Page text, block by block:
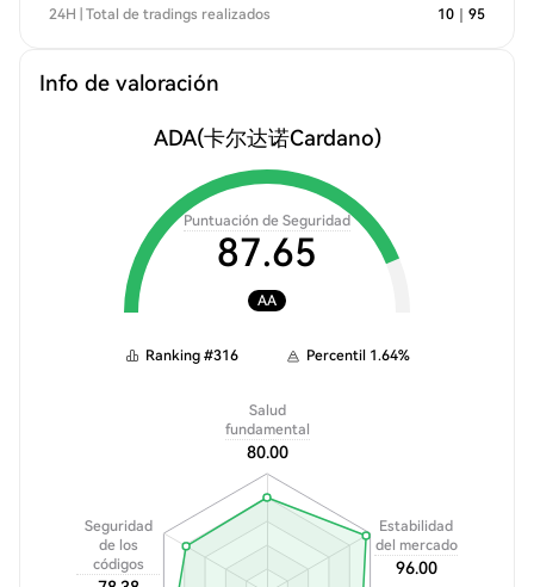
24H | Total de tradings realizados
10 95
Info de valoración
ADA(卡尔达诺Cardano)
Puntuación de Seguridad
87.65
AA
Ranking #316 Percentil 1.64%
Salud
fundamental
80.00
Seguridad
de los
códigos
Estabilidad
del mercado
96.00